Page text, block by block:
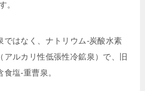
。
ではなく、ナトリウム‐炭酸水素
アルカリ性低張性冷鉱泉）で、旧
塩‐重曹泉。